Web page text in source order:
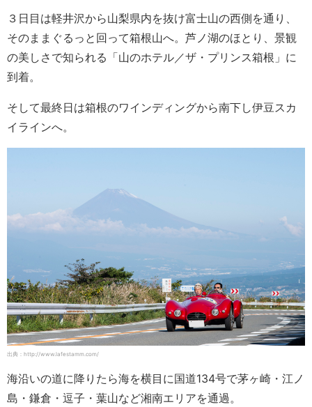
３日目は軽井沢から山梨県内を抜け富士山の西側を通り、
そのままぐるっと回って箱根山へ。芦ノ湖のほとり、景観
の美しさで知られる「山のホテル／ザ・プリンス箱根」に
到着。
そして最終日は箱根のワインディングから南下し伊豆スカ
イラインへ。
出典：http://www.lafestamm.com/
海沿いの道に降りたら海を横目に国道134号で茅ヶ崎・江ノ
島・鎌倉・逗子・葉山など湘南エリアを通過。